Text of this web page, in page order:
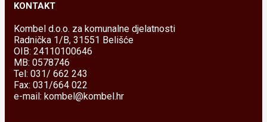
KONTAKT
Kombel d.o.o. za komunalne djelatnosti
Radnička 1/B, 31551 Belišće
OIB: 24110100646
MB: 0578746
Tel: 031/ 662 243
Fax: 031/664 022
e-mail: kombel@kombel.hr